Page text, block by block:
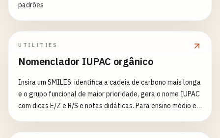
padrões
UTILITIES
Nomenclador IUPAC orgânico
Insira um SMILES: identifica a cadeia de carbono mais longa
e o grupo funcional de maior prioridade, gera o nome IUPAC
com dicas E/Z e R/S e notas didáticas. Para ensino médio e